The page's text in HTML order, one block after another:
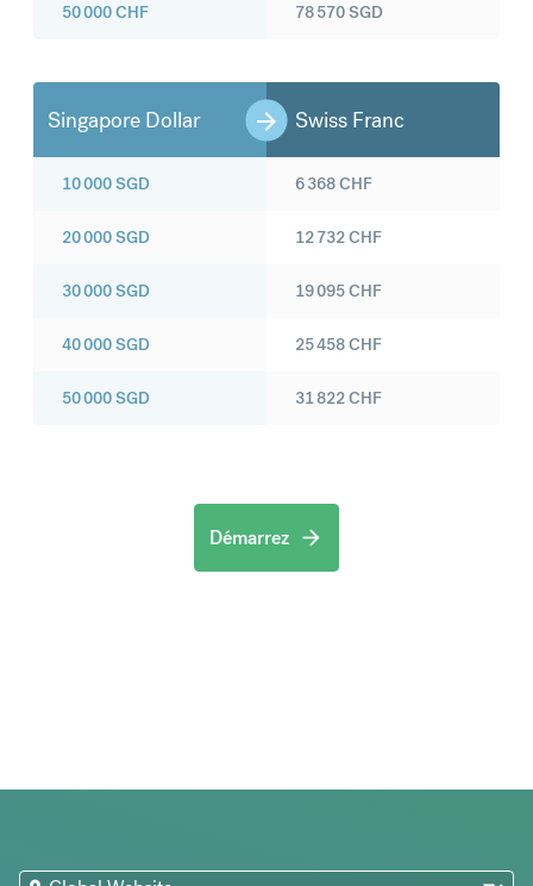
50 000CHF 78 570SGD
Singapore Dollar Swiss Franc
10 000SGD
20 000SGD
30 000SGD
40 000SGD
50 000SGD
6 368CHF
12 732CHF
19 095CHF
25 458CHF
31 822CHF
Démarrez